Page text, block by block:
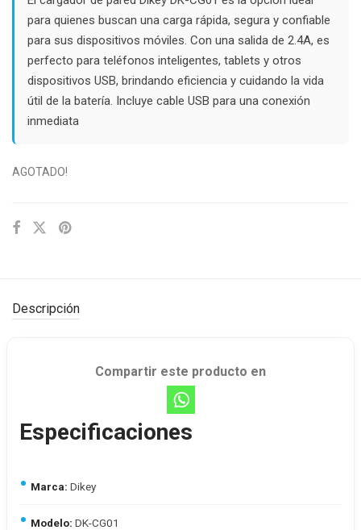
para quienes buscan una carga rápida, segura y confiable
para sus dispositivos móviles. Con una salida de 2.4A, es
perfecto para teléfonos inteligentes, tablets y otros
dispositivos USB, brindando eficiencia y cuidando la vida
útil de la batería. Incluye cable USB para una conexión
inmediata
AGOTADO!
Descripción
Compartir este producto en
Especificaciones
Marca: Dikey
Modelo: DK-CG01